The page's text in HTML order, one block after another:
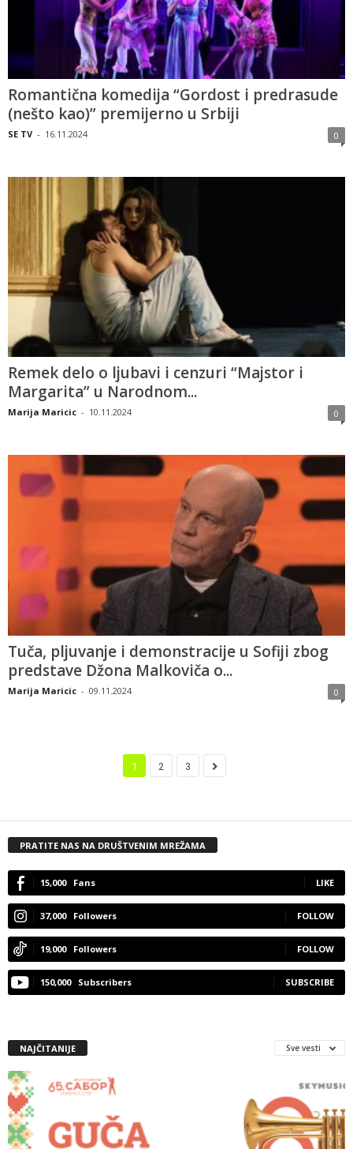
Romantična komedija “Gordost i predrasude
(nešto kao)” premijerno u Srbiji
SE TV - 16.11.2024 0
Remek delo o ljubavi i cenzuri “Majstor i
Margarita” u Narodnom...
Marija Maricic - 10.11.2024 0
Tuča, pljuvanje i demonstracije u Sofiji zbog
predstave Džona Malkoviča o...
Marija Maricic - 09.11.2024 0
1 2 3
PRATITE NAS NA DRUŠTVENIM MREŽAMA
15,000 Fans LIKE
37,000 Followers FOLLOW
19,000 Followers FOLLOW
150,000 Subscribers SUBSCRIBE
NAJČITANIJE Sve vesti